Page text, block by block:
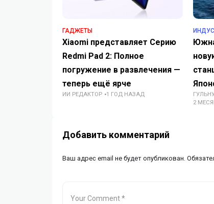
ГАДЖЕТЫ
Xiaomi представляет Серию
Redmi Pad 2: Полное
погружение в развлечения —
теперь ещё ярче
ИИ РЕДАКТОР 1 ГОД НАЗАД
2
Добавить комментарий
Ваш адрес email не будет опубликован.